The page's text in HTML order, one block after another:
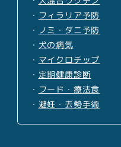
・ フィラリア予防
・ ノミ・ダニ予防
・ 犬の病気
・ マイクロチップ
・ 定期健康診断
・ フード・療法食
・ 避妊・去勢手術